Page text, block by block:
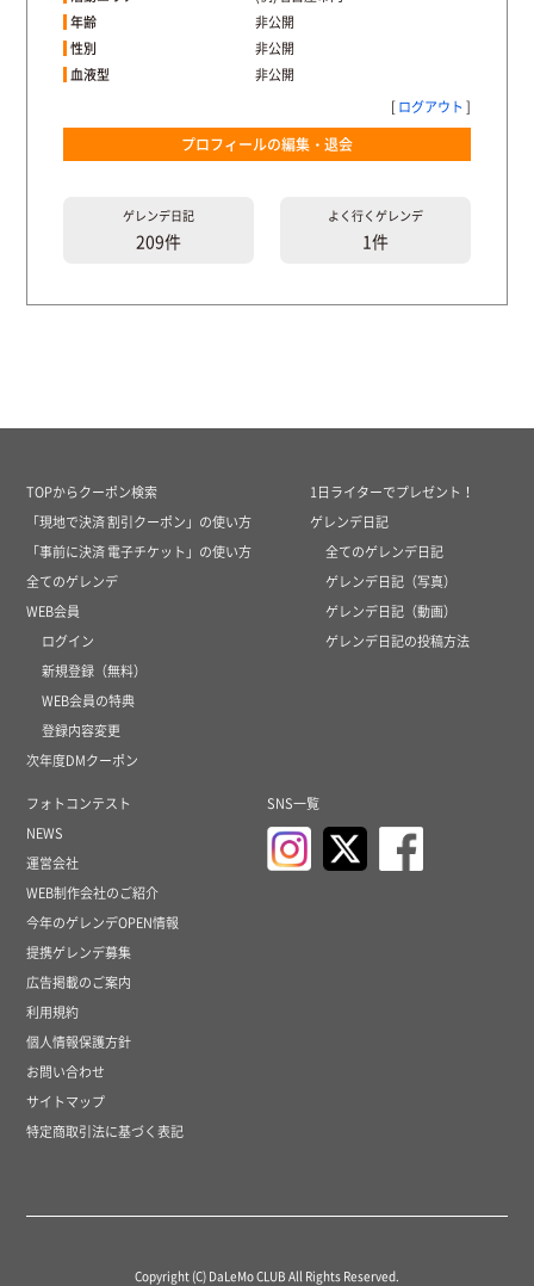
年齢
非公開
性別
非公開
血液型
非公開
[ログアウト]
プロフィールの編集・退会
ゲレンデ日記
209件
よく行く ゲレンデ
1件
TOPからクーポン検索
「現地で決済 割引クーポン」の使い方
「事前に決済 電子チケット」の使い方
全てのゲレンデ
WEB会員
ログイン
新規登録（無料）
WEB会員の特典
登録内容変更
次年度DMクーポン
1日ライターでプレゼント！
ゲレンデ日記
全てのゲレンデ日記
ゲレンデ日記（写真）
ゲレンデ日記（動画）
ゲレンデ日記の投稿方法
フォトコンテスト
NEWS
運営会社
WEB制作会社のご紹介
今年のゲレンデOPEN情報
提携ゲレンデ募集
広告掲載のご案内
利用規約
個人情報保護方針
お問い合わせ
サイトマップ
特定商取引法に基づく表記
SNS一覧
Copyright (C) DaLeMo CLUB All Rights Reserved.